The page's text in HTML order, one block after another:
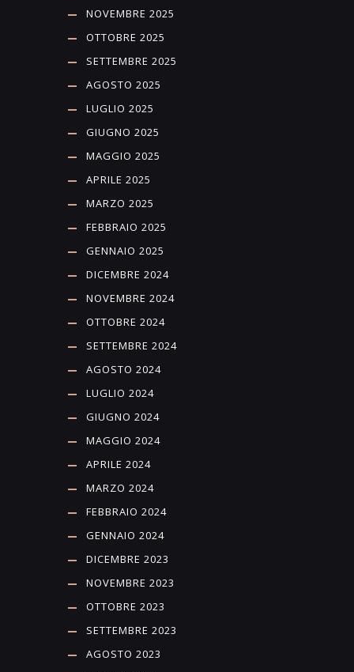
NOVEMBRE 2025
OTTOBRE 2025
SETTEMBRE 2025
AGOSTO 2025
LUGLIO 2025
GIUGNO 2025
MAGGIO 2025
APRILE 2025
MARZO 2025
FEBBRAIO 2025
GENNAIO 2025
DICEMBRE 2024
NOVEMBRE 2024
OTTOBRE 2024
SETTEMBRE 2024
AGOSTO 2024
LUGLIO 2024
GIUGNO 2024
MAGGIO 2024
APRILE 2024
MARZO 2024
FEBBRAIO 2024
GENNAIO 2024
DICEMBRE 2023
NOVEMBRE 2023
OTTOBRE 2023
SETTEMBRE 2023
AGOSTO 2023